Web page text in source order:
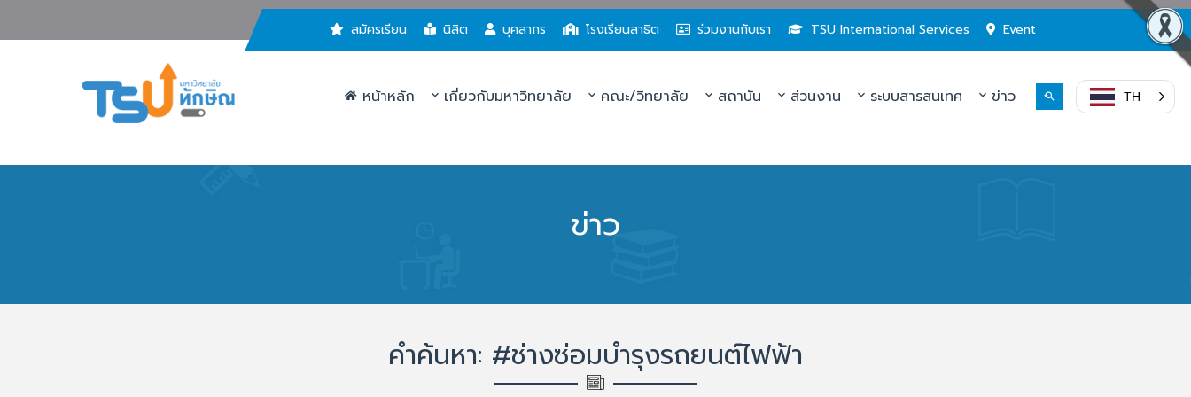
สมัครเรียน นิสิต บุคลากร โรงเรียนสาธิต ร่วมงานกับเรา TSU International Services Event
หน้าหลัก เกี่ยวกับมหาวิทยาลัย คณะ/วิทยาลัย สถาบัน ส่วนงาน ระบบสารสนเทศ ข่าว TH
ข่าว
คำค้นหา: #ช่างซ่อมบำรุงรถยนต์ไฟฟ้า